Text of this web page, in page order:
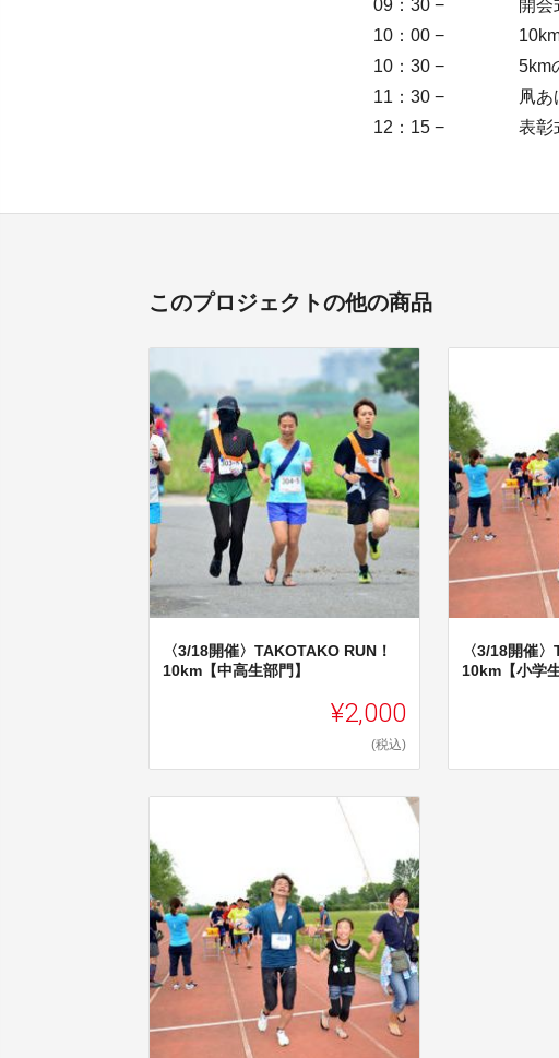
09：30 − 開会
10：00 − 10km
10：30 − 5kmの
11：30 − 凧あげ
12：15 − 表彰
このプロジェクトの他の商品
〈3/18開催〉TAKOTAKO RUN！
10km【中高生部門】
¥2,000
(税込)
〈3/18開催
10km【小学